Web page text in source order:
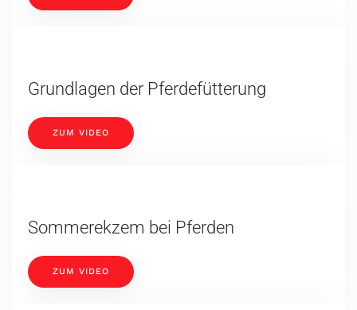
Grundlagen der Pferdefütterung
ZUM VIDEO
Sommerekzem bei Pferden
ZUM VIDEO